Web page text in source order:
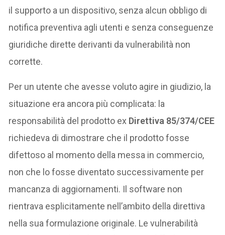
il supporto a un dispositivo, senza alcun obbligo di
notifica preventiva agli utenti e senza conseguenze
giuridiche dirette derivanti da vulnerabilità non
corrette.
Per un utente che avesse voluto agire in giudizio, la
situazione era ancora più complicata: la
responsabilità del prodotto ex Direttiva 85/374/CEE
richiedeva di dimostrare che il prodotto fosse
difettoso al momento della messa in commercio,
non che lo fosse diventato successivamente per
mancanza di aggiornamenti. Il software non
rientrava esplicitamente nell’ambito della direttiva
nella sua formulazione originale. Le vulnerabilità